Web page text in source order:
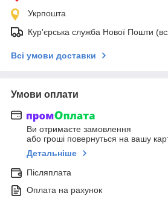
Укрпошта
Кур'єрська служба Нової Пошти
Всі умови доставки
Умови оплати
Ви отримаєте замовлення
або гроші повернуться на вашу
Детальніше
Післяплата
Оплата на рахунок